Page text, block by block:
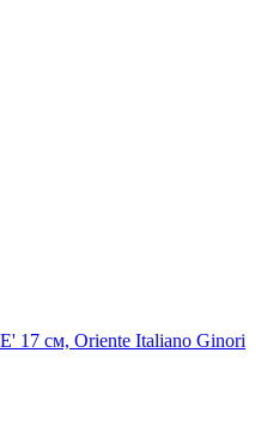
17 см, Oriente Italiano Ginori